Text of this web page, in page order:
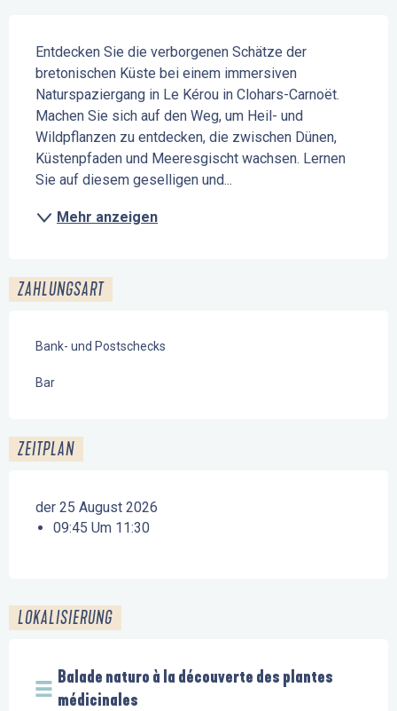
Entdecken Sie die verborgenen Schätze der
bretonischen Küste bei einem immersiven
Naturspaziergang in Le Kérou in Clohars-Carnoët.
Machen Sie sich auf den Weg, um Heil- und
Wildpflanzen zu entdecken, die zwischen Dünen,
Küstenpfaden und Meeresgischt wachsen. Lernen
Sie auf diesem geselligen und...
Mehr anzeigen
ZAHLUNGSART
Bank- und Postschecks
Bar
ZEITPLAN
der 25 August 2026
09:45 Um 11:30
LOKALISIERUNG
Balade naturo à la découverte des plantes
médicinales